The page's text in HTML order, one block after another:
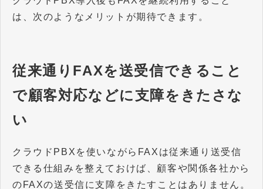
は、次のようなメリットが期待できます。
従来通りFAXを送受信できること
で顧客対応などに支障をきたさな
い
クラウドPBXを使いながらFAXは従来通り送受信
できる仕組みを整えておけば、顧客や関係各社から
のFAXの送受信に支障をきたすことはありません。